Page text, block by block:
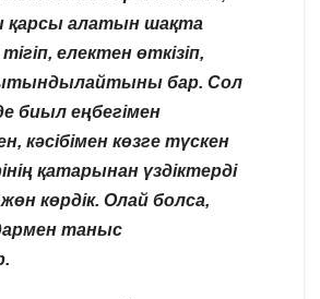
қарсы алатын шақта
електен өткізіп,
бар. Сол
биыл еңбегімен
кәсібімен көзге түскен
қатарынан үздіктерді
көрдік. Олай болса,
таныс